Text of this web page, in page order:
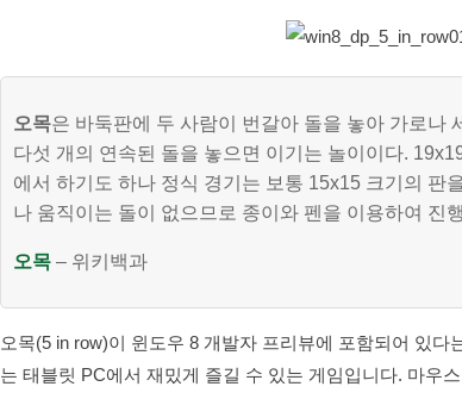
오목은 바둑판에 두 사람이 번갈아 돌을 놓아 가로나
다섯 개의 연속된 돌을 놓으면 이기는 놀이이다.
에서 하기도 하나 정식 경기는 보통 15x15 크기의 판
나 움직이는 돌이 없으므로 종이와 펜을 이용하여 진
오목 – 위키백과
오목(5 in row)이 윈도우 8 개발자 프리뷰에 포함되어 있다
는 태블릿 PC에서 재밌게 즐길 수 있는 게임입니다. 마우